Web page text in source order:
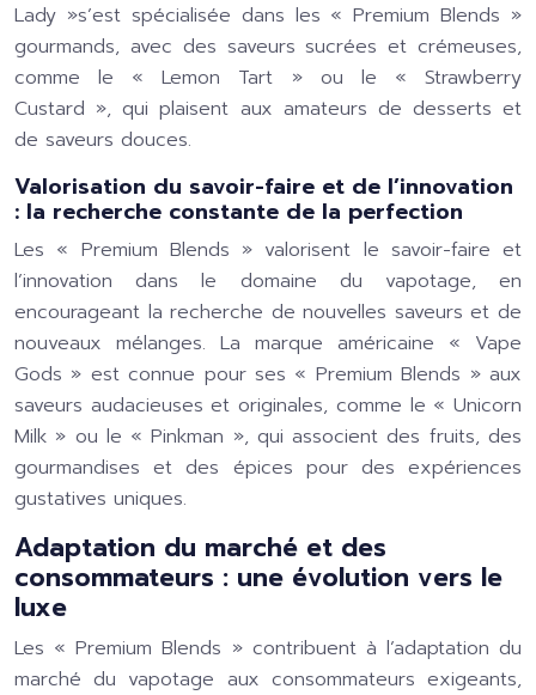
Lady »s’est spécialisée dans les « Premium Blends »
gourmands, avec des saveurs sucrées et crémeuses,
comme le « Lemon Tart » ou le « Strawberry
Custard », qui plaisent aux amateurs de desserts et
de saveurs douces.
Valorisation du savoir-faire et de l’innovation
: la recherche constante de la perfection
Les « Premium Blends » valorisent le savoir-faire et
l’innovation dans le domaine du vapotage, en
encourageant la recherche de nouvelles saveurs et de
nouveaux mélanges. La marque américaine « Vape
Gods » est connue pour ses « Premium Blends » aux
saveurs audacieuses et originales, comme le « Unicorn
Milk » ou le « Pinkman », qui associent des fruits, des
gourmandises et des épices pour des expériences
gustatives uniques.
Adaptation du marché et des
consommateurs : une évolution vers le
luxe
Les « Premium Blends » contribuent à l’adaptation du
marché du vapotage aux consommateurs exigeants,